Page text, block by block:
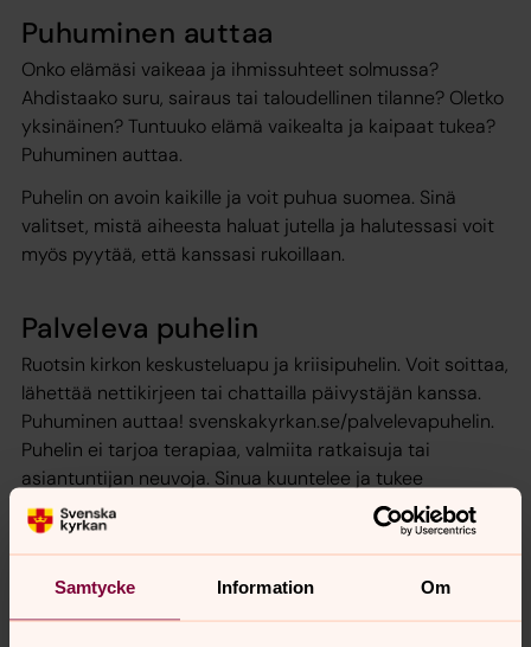
Samtycke Information Om
Puhuminen auttaa
Onko elämäsi vaikeaa ja ihmissuhteet solmussa?
Ahdistaako suru, sairaus tai taloudellinen tilanne? Oletko
yksinäinen? Tuntuuko elämä vaikealta ja kaipaat tukea?
Puhuminen auttaa.
Puhelin on avoin kaikille ja voit puhua suomea. Sinä
valitset, mistä aiheesta haluat jutella ja halutessasi voit
myös pyytää, että kanssasi rukoillaan.
Palveleva puhelin
Ruotsin kirkon keskusteluapu ja kriisipuhelin. Voit soittaa,
lähettää nettikirjeen tai chattailla päivystäjän kanssa.
Puhuminen auttaa! svenskakyrkan.se/palvelevapuhelin.
Puhelin ei tarjoa terapiaa, valmiita ratkaisuja tai
asiantuntijan neuvoja. Sinua kuuntelee ja tukee
päivystäjä, joka on saanut koulutuksen tehtävään.
Hänellä on vaitiolovelvollisuus. Palveleva puhelin on
toiminut vuodesta 1989.